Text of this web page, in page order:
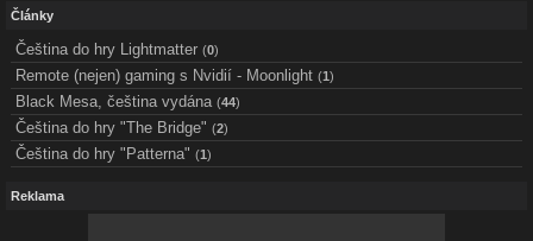
Články
Čeština do hry Lightmatter (0)
Remote (nejen) gaming s Nvidií - Moonlight (1 )
Black Mesa, čeština vydána (44)
Čeština do hry "The Bridge" (2)
Čeština do hry "Patterna" (1 )
Reklama